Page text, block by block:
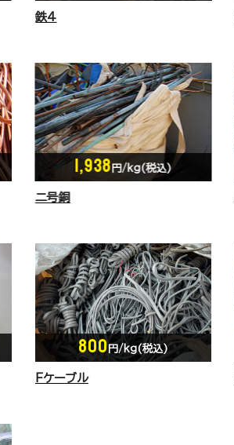
鉄5
1,826 円/kg(税込)
山行銅①
800 円/kg(税込)
Ｆケーブル